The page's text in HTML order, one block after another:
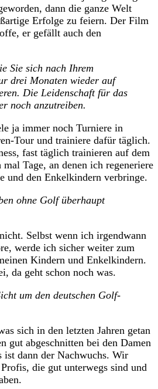
dann die ganze Welt
Erfolge zu feiern. Der Film
er gefällt auch den
Sie sich nach Ihrem
drei Monaten wieder auf
Die Leidenschaft für das
noch anzutreiben.
ja immer noch Turniere in
Tour und trainiere dafür täglich.
fast täglich trainieren auf dem
Tage, an denen ich regeneriere
und den Enkelkindern verbringe.
ohne Golf überhaupt
Selbst wenn ich irgendwann
werde ich sicher weiter zum
Kindern und Enkelkindern.
da geht schon noch was.
um den deutschen Golf-
sich in den letzten Jahren getan
gut abgeschnitten bei den Damen
ist dann der Nachwuchs. Wir
die gut unterwegs sind und